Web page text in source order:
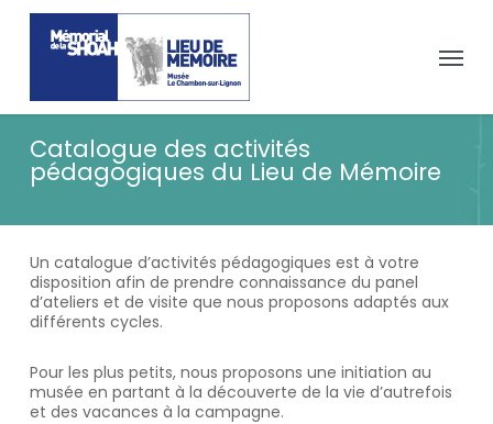
Passer
contenu
Menu
Catalogue des activités
pédagogiques du Lieu de Mémoire
Un catalogue d’activités pédagogiques est à votre
disposition afin de prendre connaissance du panel
d’ateliers et de visite que nous proposons adaptés aux
différents cycles.
Pour les plus petits, nous proposons une initiation au
musée en partant à la découverte de la vie d’autrefois
et des vacances à la campagne.
Panneau de gestion des cookies